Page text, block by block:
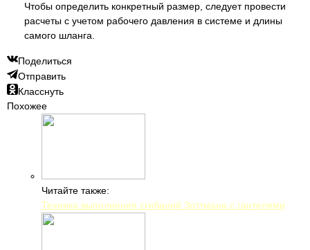
Чтобы определить конкретный размер, следует провести
расчеты с учетом рабочего давления в системе и длины
самого шланга.
Поделиться
Отправить
Класснуть
Похожее
Читайте также:
Техника выполнения сгибаний Зоттмана с гантелями